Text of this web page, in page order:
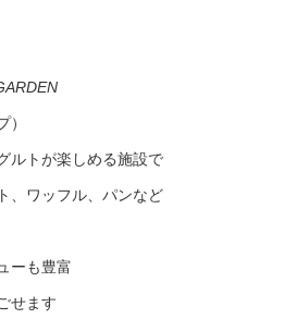
）
ルトが楽しめる施設で
、ワッフル、パンなど
ーも豊富
せます